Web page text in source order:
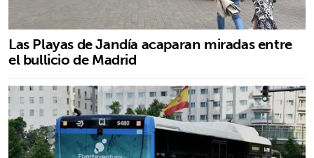
Las Playas de Jandía acaparan miradas entre
el bullicio de Madrid